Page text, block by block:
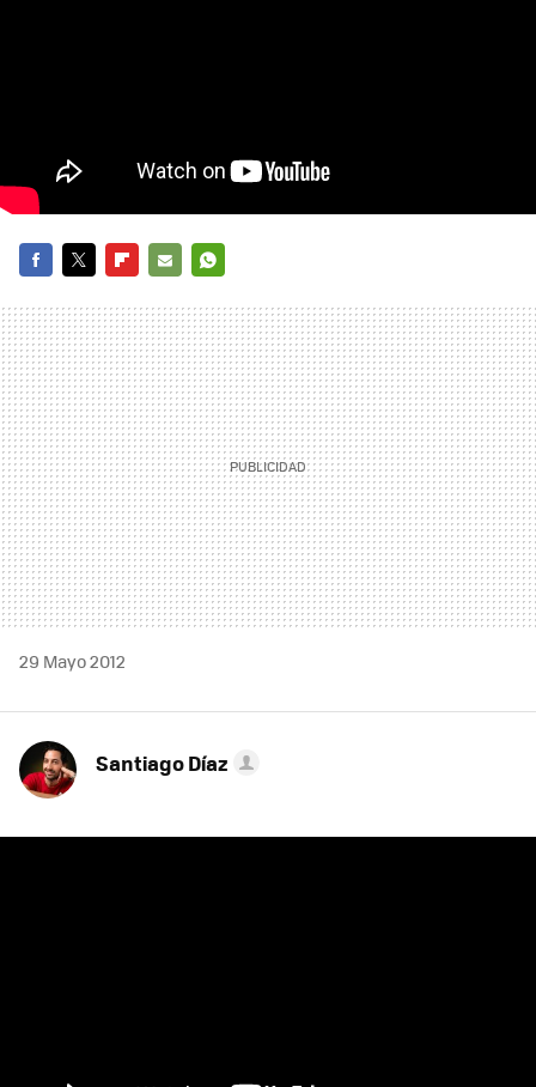
MAIL
29 Mayo 2012
Santiago Díaz